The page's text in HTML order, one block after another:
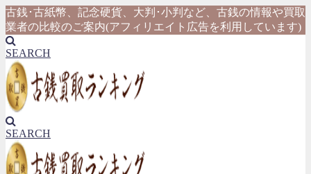
古銭･古紙幣、記念硬貨、大判･小判など、古銭の情報や買取
業者の比較のご案内(アフィリエイト広告を利用しています)
SEARCH
SEARCH